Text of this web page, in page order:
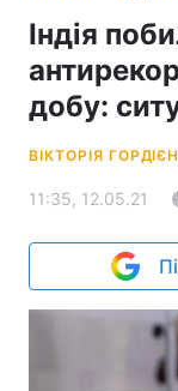
Індія
добу:
ВІКТОРІЯ
11:35, 12.05.21